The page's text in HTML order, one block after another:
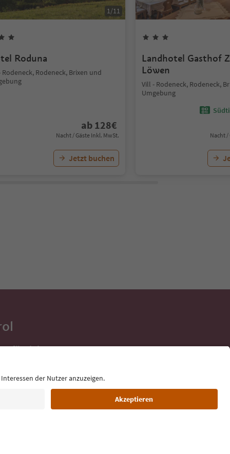
1/11
Roduna
Rodeneck, Rodeneck, Brixen und
ab 128€
Nacht / Gäste Inkl. MwSt.
Jetzt buchen
Landhotel Gasthof
Löwen
Vill - Rodeneck, Rodeneck,
Umgebung
Nacht /
für deine